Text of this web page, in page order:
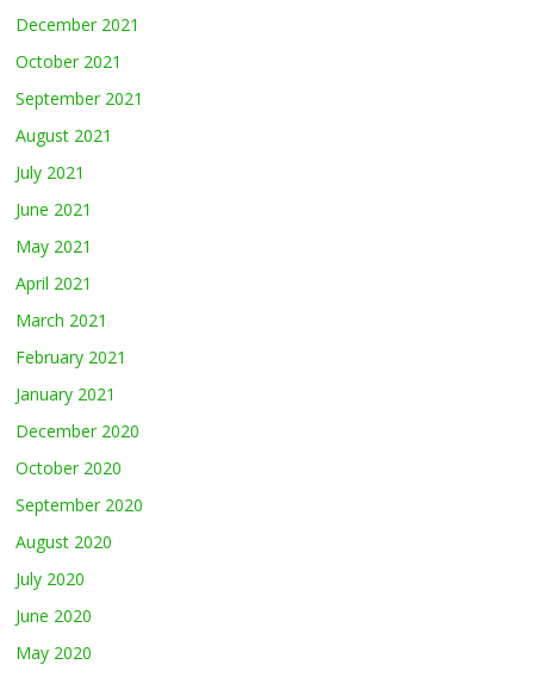
December 2021
October 2021
September 2021
August 2021
July 2021
June 2021
May 2021
April 2021
March 2021
February 2021
January 2021
December 2020
October 2020
September 2020
August 2020
July 2020
June 2020
May 2020